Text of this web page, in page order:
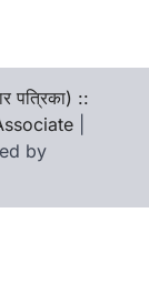
पत्रिका) ::
by